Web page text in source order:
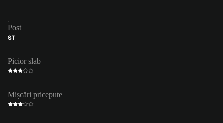
Post
ST
Picior slab
Mișcări pricepute